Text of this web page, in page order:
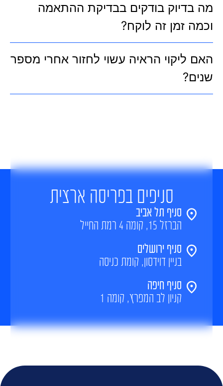
מה בדיוק בודקים בבדיקת ההתאמה
וכמה זמן זה לוקח?
האם ליקוי הראיה עשוי לחזור אחרי מספר
שנים?
סניפים בפריסה ארצית
סניף תל אביב
הברזל 15, קומה 4 רמת החייל
סניף ירושלים
בניין דוידסון, קומת כניסה
סניף חיפה
קניון לב המפרץ, קומה 1